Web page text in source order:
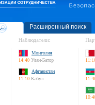
Расширенный поиск
Наблюдатели:
Монголия
14:40 Улан-Батор
Афганистан
11:10 Кабул